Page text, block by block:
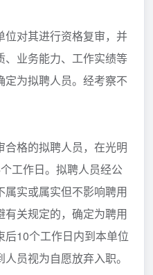
对其进行资格复审，并
、业务能力、工作实绩等
为拟聘人员。经考察不
格的拟聘人员，在光明
工作日。拟聘人员经公
实或属实但不影响聘用
关规定的，确定为聘用
后10个工作日内到本单位
员视为自愿放弃入职。